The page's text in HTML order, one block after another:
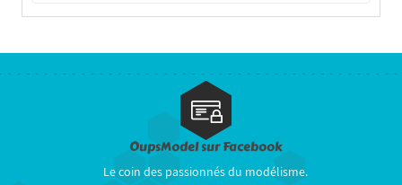
OupsModel sur Facebook
Le coin des passionnés du modélisme.